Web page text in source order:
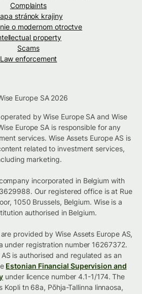
Complaints
stránok krajiny
o modernom otroctve
property
Scams
Law enforcement
Europe SA 2026
by Wise Europe SA and Wise
Europe SA is responsible for any
services. Wise Assets Europe AS is
related to investment services,
marketing.
incorporated in Belgium with
Our registered office is at Rue
1050 Brussels, Belgium. Wise is a
authorised in Belgium.
provided by Wise Assets Europe AS,
under registration number 16267372.
is authorised and regulated as an
Estonian Financial Supervision and
under licence number 4.1-1/174. The
Kopli tn 68a, Põhja-Tallinna linnaosa,